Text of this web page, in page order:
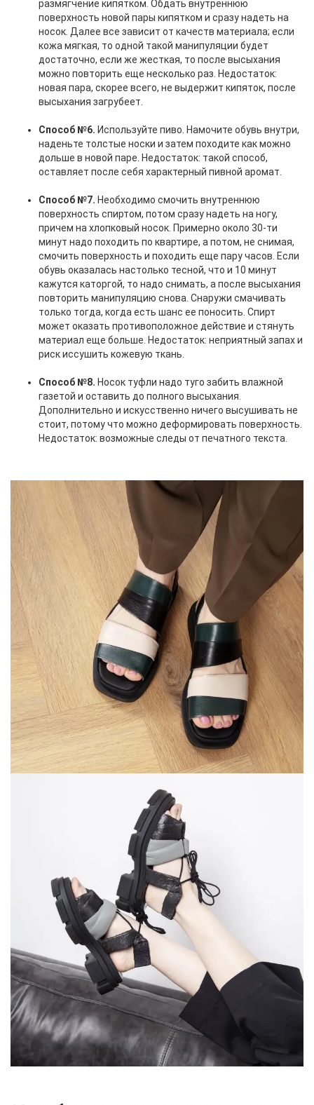
размягчение кипятком. Обдать внутреннюю
поверхность новой пары кипятком и сразу надеть на
носок. Далее все зависит от качеств материала; если
кожа мягкая, то одной такой манипуляции будет
достаточно, если же жесткая, то после высыхания
можно повторить еще несколько раз. Недостаток:
новая пара, скорее всего, не выдержит кипяток, после
высыхания загрубеет.
Способ №6. Используйте пиво. Намочите обувь внутри,
наденьте толстые носки и затем походите как можно
дольше в новой паре. Недостаток: такой способ,
оставляет после себя характерный пивной аромат.
Способ №7. Необходимо смочить внутреннюю
поверхность спиртом, потом сразу надеть на ногу,
причем на хлопковый носок. Примерно около 30-ти
минут надо походить по квартире, а потом, не снимая,
смочить поверхность и походить еще пару часов. Если
обувь оказалась настолько тесной, что и 10 минут
кажутся каторгой, то надо снимать, а после высыхания
повторить манипуляцию снова. Снаружи смачивать
только тогда, когда есть шанс ее поносить. Спирт
может оказать противоположное действие и стянуть
материал еще больше. Недостаток: неприятный запах и
риск иссушить кожевую ткань.
Способ №8. Носок туфли надо туго забить влажной
газетой и оставить до полного высыхания.
Дополнительно и искусственно ничего высушивать не
стоит, потому что можно деформировать поверхность.
Недостаток: возможные следы от печатного текста.